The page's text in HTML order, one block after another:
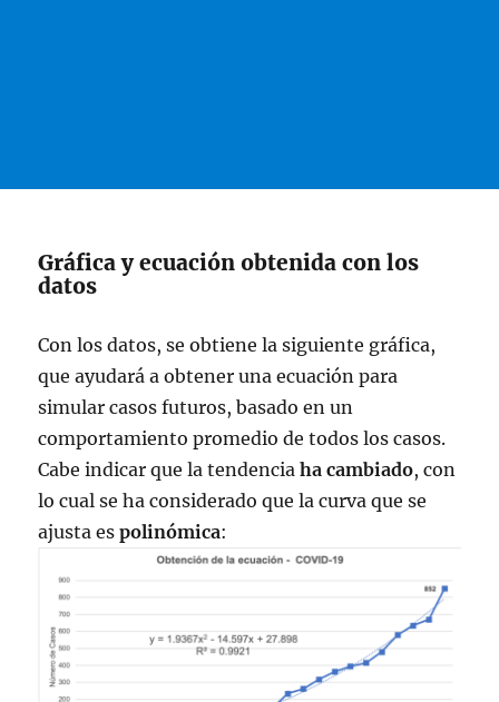
Gráfica y ecuación obtenida con los
datos
Con los datos, se obtiene la siguiente gráfica,
que ayudará a obtener una ecuación para
simular casos futuros, basado en un
comportamiento promedio de todos los casos.
Cabe indicar que la tendenciaha cambiado, con
lo cual se ha considerado que la curva que se
ajusta espolinómica: